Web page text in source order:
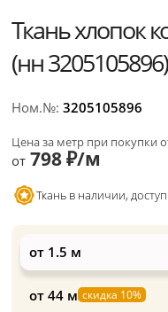
Ткань хлопок
(нн 3205105896)
Ном.№:3205105896
Цена за метр при покупки
от 798 ₽/м
Ткань в наличии,
от 1.5 м
от 44 м скидка 10%